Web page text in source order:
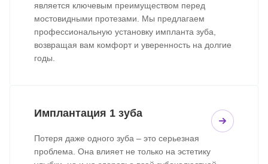
является ключевым преимуществом перед
мостовидными протезами. Мы предлагаем
профессиональную установку импланта зуба,
возвращая вам комфорт и уверенность на долгие
годы.
Имплантация 1 зуба
Потеря даже одного зуба – это серьезная
проблема. Она влияет не только на эстетику